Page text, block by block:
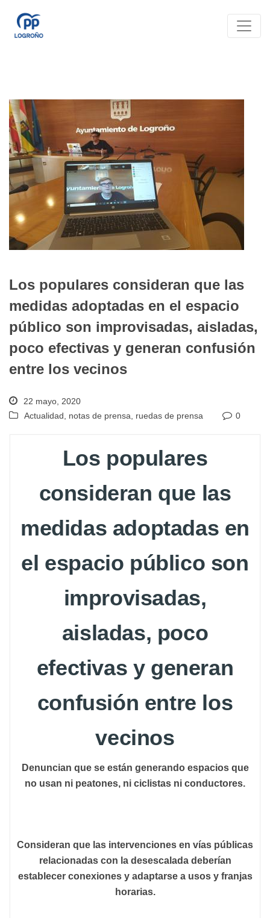
Los populares consideran que las
medidas adoptadas en el espacio
público son improvisadas, aisladas,
poco efectivas y generan confusión
entre los vecinos
22 mayo, 2020
Actualidad
notas de prensa ruedas de prensa 0
Los populares
consideran que las
medidas adoptadas en
el espacio público son
improvisadas,
aisladas, poco
efectivas y generan
confusión entre los
vecinos
Denuncian que se están generando espacios que
no usan ni peatones, ni ciclistas ni conductores.
Consideran que las intervenciones en vías públicas
relacionadas con la desescalada deberían
establecer conexiones y adaptarse a usos y franjas
horarias.